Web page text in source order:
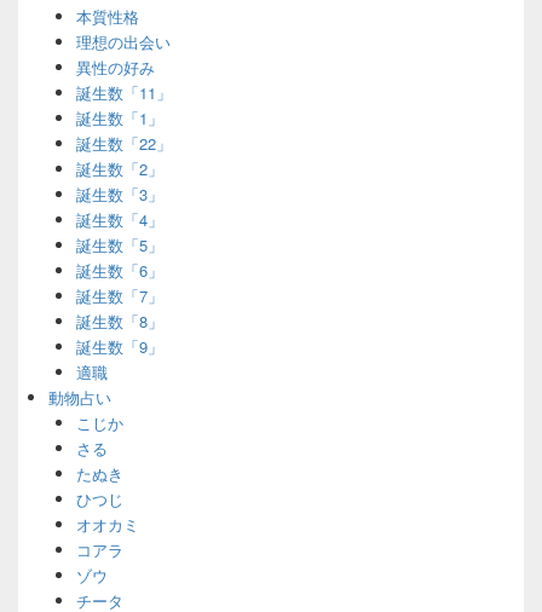
本質性格
理想の出会い
異性の好み
誕生数「11」
誕生数「1」
誕生数「22」
誕生数「2」
誕生数「3」
誕生数「4」
誕生数「5」
誕生数「6」
誕生数「7」
誕生数「8」
誕生数「9」
適職
動物占い
こじか
さる
たぬき
ひつじ
オオカミ
コアラ
ゾウ
チータ